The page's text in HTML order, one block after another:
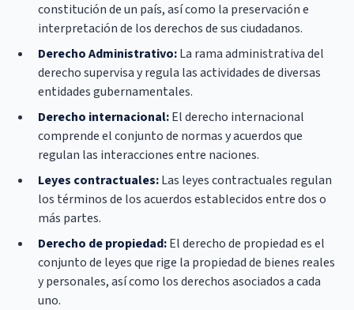
constitución de un país, así como la preservación e
interpretación de los derechos de sus ciudadanos.
Derecho Administrativo:La rama administrativa del
derecho supervisa y regula las actividades de diversas
entidades gubernamentales.
Derecho internacional:El derecho internacional
comprende el conjunto de normas y acuerdos que
regulan las interacciones entre naciones.
Leyes contractuales:Las leyes contractuales regulan
los términos de los acuerdos establecidos entre dos o
más partes.
Derecho de propiedad:El derecho de propiedad es el
conjunto de leyes que rige la propiedad de bienes reales
y personales, así como los derechos asociados a cada
uno.